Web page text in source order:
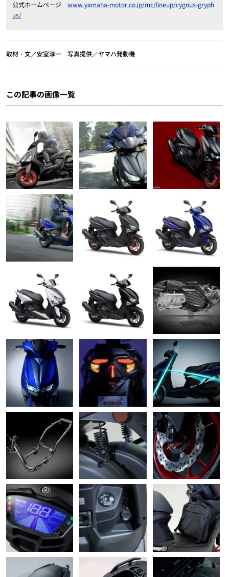
公式ホームページ www.yamaha-motor.co.jp/mc/lineup/cygnus-gryph
us/
取材・文／安室淳一 写真提供／ヤマハ発動機
この記事の画像一覧